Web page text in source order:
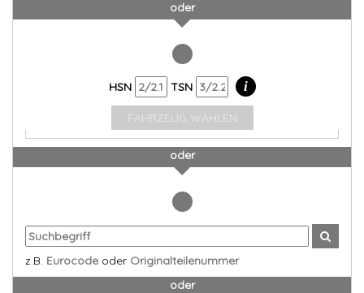
oder
HSN TSN i
FAHRZEUG WÄHLEN
oder
z.B. Eurocode oder Originalteilenummer
oder